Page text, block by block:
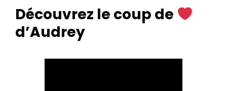
Découvrez le coup de
d’Audrey